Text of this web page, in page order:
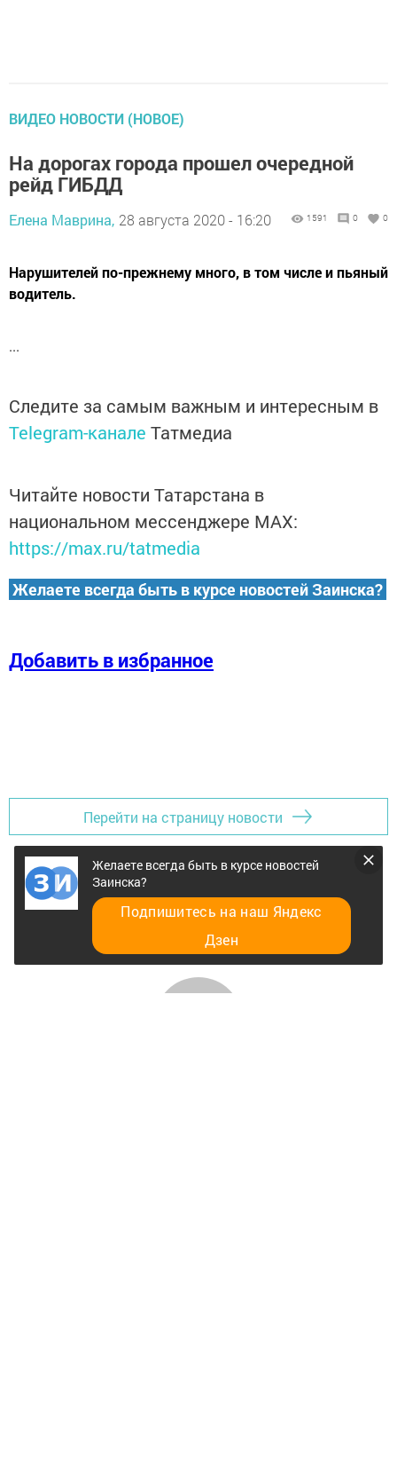
ВИДЕО НОВОСТИ (НОВОЕ)
На дорогах города прошел очередной
рейд ГИБДД
Елена Маврина, 28 августа 2020 - 16:20 1591 0 0
Нарушителей по-прежнему много, в том числе и пьяный
водитель.
...
Следите за самым важным и интересным в
Telegram-канале Татмедиа
Читайте новости Татарстана в
национальном мессенджере MАХ:
https://max.ru/tatmedia
Желаете всегда быть в курсе новостей Заинска?
Добавить в избранное
Перейти на страницу новости
Желаете всегда быть в курсе новостей
Заинска?
Подпишитесь на наш Яндекс
Дзен